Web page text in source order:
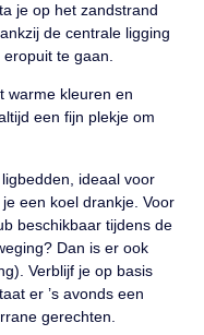
je op het zandstrand
de centrale ligging
te gaan.
warme kleuren en
een fijn plekje om
ideaal voor
een koel drankje. Voor
beschikbaar tijdens de
Dan is er ook
Verblijf je op basis
er ’s avonds een
gerechten.